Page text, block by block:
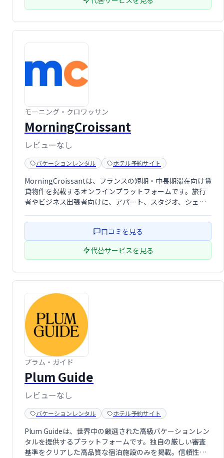
モーニング・クロワッサン
MorningCroissant
レビューなし
バケーションレンタル ホテル予約サイト
MorningCroissantは、フランスの短期・中長期滞在向け賃
貸物件を掲載するオンラインプラットフォームです。旅行
者やビジネス出張者向けに、アパート、スタジオ、シェア
択できます。個人・法人問わず、理想の滞在先を簡単に見
つけられるサービスを提供 …口コミを見る
代替サービスを見る
プラム・ガイド
Plum Guide
レビューなし
バケーションレンタル ホテル予約サイト
Plum Guideは、世界中の厳選された高級バケーションレン
タルを提供するプラットフォームです。独自の厳しい審査
基準をクリアした高品質な宿泊施設のみを掲載。信頼性と